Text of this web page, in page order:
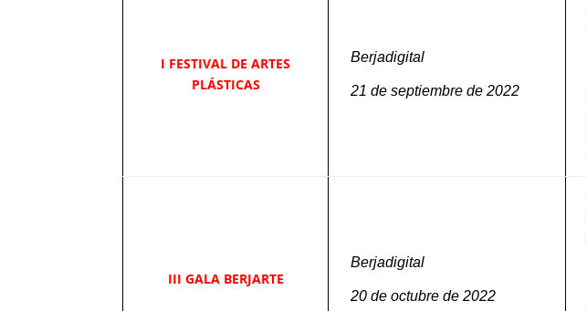
I FESTIVAL DE ARTES
PLÁSTICAS
Berjadigital
21 de septiembre de 2022
III GALA BERJARTE
Berjadigital
20 de octubre de 2022